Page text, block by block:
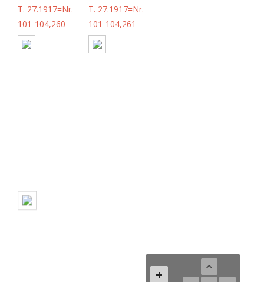
T. 27.1917=Nr.
101-104,260
T. 27.1917=Nr.
101-104,261